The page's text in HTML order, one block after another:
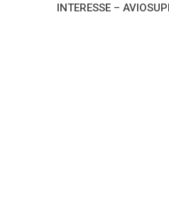
INTERESSE –